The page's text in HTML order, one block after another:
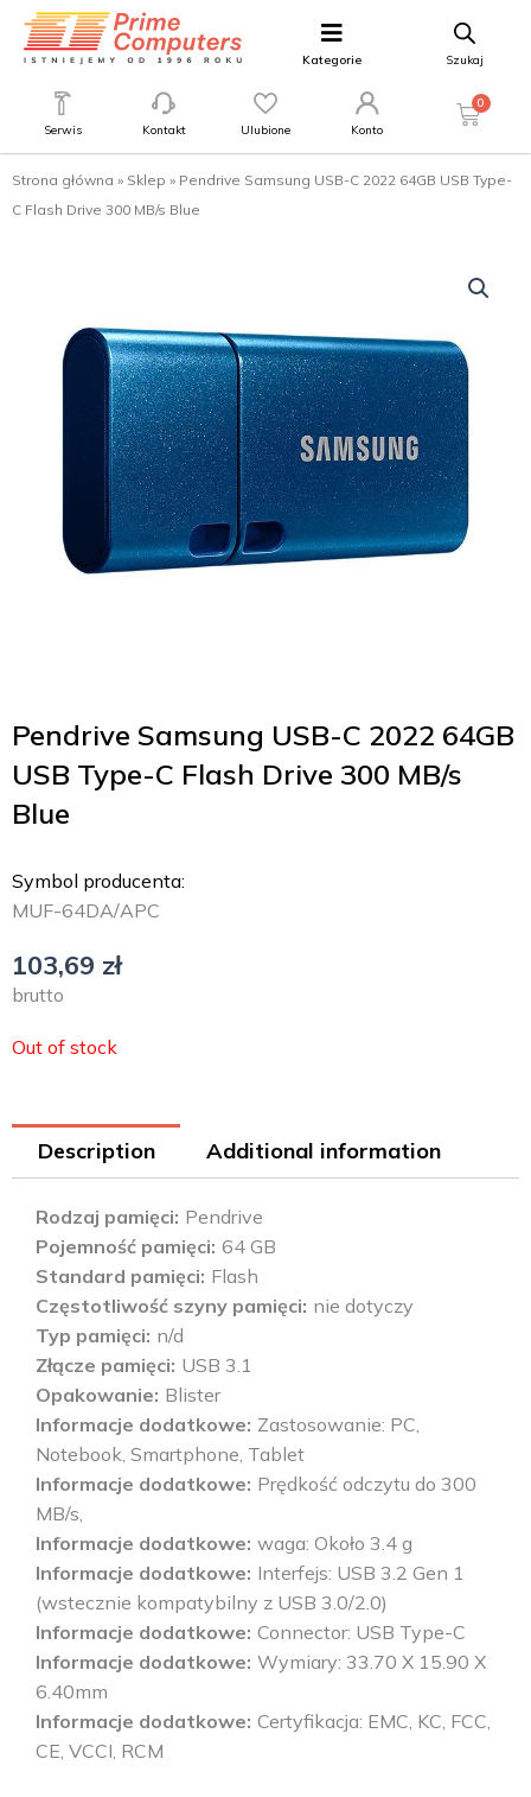
Kategorie Szukaj
Serwis Kontakt Ulubione Konto
0
Strona główna » Sklep » Pendrive Samsung USB-C 2022 64GB USB Type-
C Flash Drive 300 MB/s Blue
Pendrive Samsung USB-C 2022 64GB
USB Type-C Flash Drive 300 MB/s
Blue
Symbol producenta:
MUF-64DA/APC
103,69 zł
brutto
Out of stock
Description Additional information
Rodzaj pamięci Pendrive
Pojemność pamięci 64 GB
Standard pamięci Flash
Częstotliwość szyny pamięci nie dotyczy
Typ pamięci n/d
Złącze pamięci USB 3.1
Opakowanie Blister
Informacje dodatkowe Zastosowanie: PC,
Notebook, Smartphone, Tablet
Informacje dodatkowe Prędkość odczytu do 300
MB/s,
Informacje dodatkowe waga: Około 3.4 g
Informacje dodatkowe Interfejs: USB 3.2 Gen 1
(wstecznie kompatybilny z USB 3.0/2.0)
Informacje dodatkowe Connector: USB Type-C
Informacje dodatkowe Wymiary: 33.70 X 15.90 X
6.40mm
Informacje dodatkowe Certyfikacja: EMC, KC, FCC,
CE, VCCI, RCM